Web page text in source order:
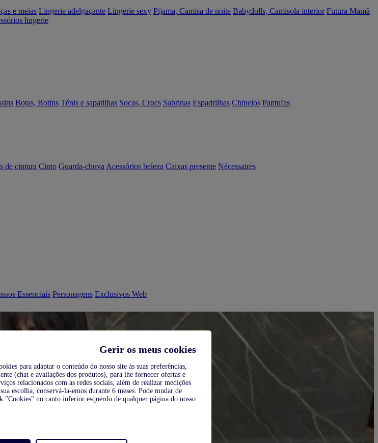
Gerir os meus cookies
para adaptar o conteúdo do nosso site às suas preferências,
(chat e avaliações dos produtos), para lhe fornecer ofertas e
relacionados com as redes sociais, além de realizar medições
escolha, conservá-la-emos durante 6 meses. Pode mudar de
no canto inferior esquerdo de qualquer página do nosso
e meias Lingerie adelgaçante Lingerie sexy Pijama, Camisa de noite Babydolls, Camisola interior Futura Mamã
lingerie
Botas, Botins Ténis e sapatilhas Socas, Crocs Sabrinas Espadrilhas Chinelos Pantufas
de cintura Cinto Guarda-chuva Acessórios beleza Caixas presente Nécessaires
Essenciais Personagens Exclusivos Web